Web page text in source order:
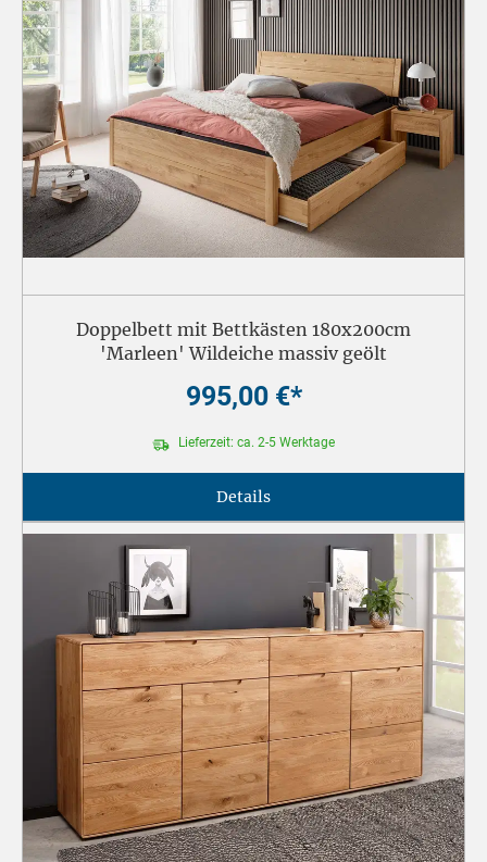
Doppelbett mit Bettkästen 180x200cm
'Marleen' Wildeiche massiv geölt
995,00 €*
Lieferzeit: ca. 2-5 Werktage
Details